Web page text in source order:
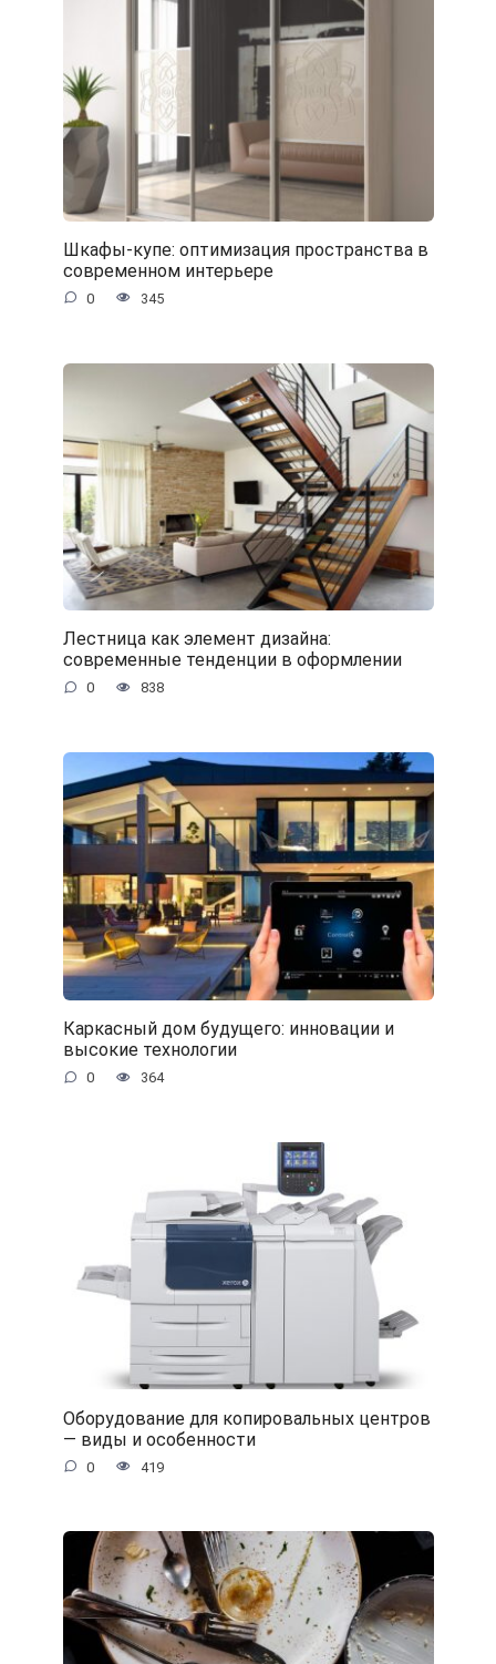
Шкафы-купе: оптимизация пространства в
современном интерьере
0 345
Лестница как элемент дизайна:
современные тенденции в оформлении
0 838
Каркасный дом будущего: инновации и
высокие технологии
0 364
Оборудование для копировальных центров
— виды и особенности
0 419